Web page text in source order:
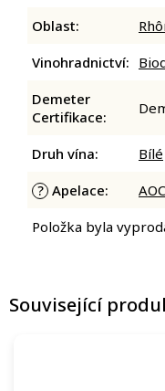
Související
Oblast:
Vinohradnictví:
Demeter
Certifikace:
Druh vína: Bílé
? Apelace:
Položka byla